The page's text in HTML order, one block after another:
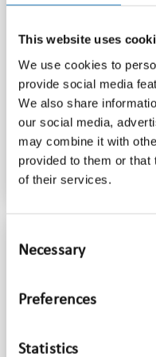
This website uses
We use cookies to
provide social media
We also share
our social media,
may combine it with
provided to them or that
of their services.
Selection
Necessary
Preferences
Statistics
in media-
Eurovisie
Nederland
jun 11, 2026